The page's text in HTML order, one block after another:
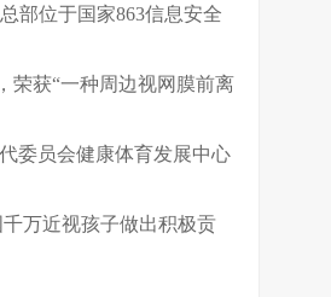
部位于国家863信息安全
获“一种周边视网膜前离
委员会健康体育发展中心
万近视孩子做出积极贡